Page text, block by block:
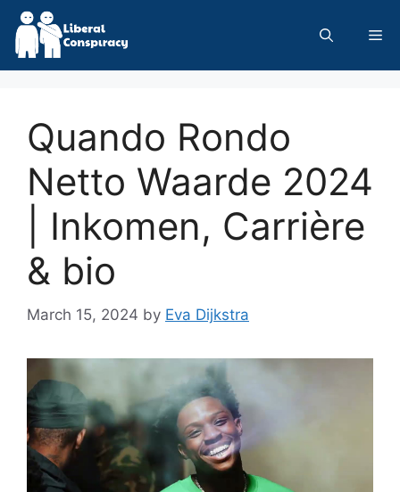
Skip
content
Quando Rondo
Netto Waarde 2024
| Inkomen, Carrière
& bio
March 15, 2024 by Eva Dijkstra